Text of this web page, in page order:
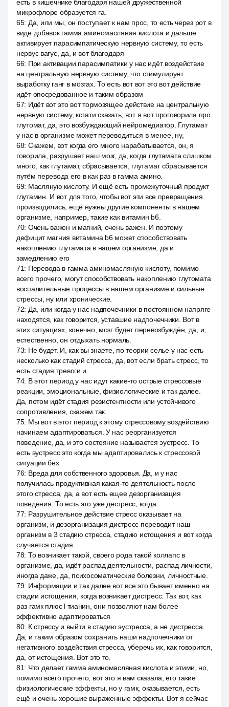
есть в кишечнике благодаря нашей дружественной
микрофлоре образуется га.
65: Да, или мы, он поступает к нам прос, то есть через рот в
виде добавок гамма аминомасляная кислота и дальше
активирует парасимпатическую нервную систему, то есть
нервус вагус, да, и вот благодаря
66: При активации парасимпатики у нас идёт воздействие
на центральную нервную систему, что стимулирует
выработку ганг в мозгах. То есть вот вот это вот действие
идёт опосредованное и таким образом
67: Идёт вот это вот тормозящее действие на центральную
нервную систему, кстати сказать, вот я вот проговорила про
глутомат, да, это возбуждающий нейромедиатор. Глутамат
у нас в организме может переводиться в менее, ну,
68: Скажем, вот когда его много нарабатывается, он, я
говорила, разрушает наш мозг, да, когда глутамата слишком
много, как глутамат, сбрасывается, глутамат сбрасывается
путём перевода его в как раз в гамма амино.
69: Масляную кислоту. И ещё есть промежуточный продукт
глутамин. И вот для того, чтобы вот эти все превращения
производились, ещё нужны другие компоненты в нашем
организме, например, такие как витамин b6.
70: Очень важен и магний, очень важен. И поэтому
дефицит магния витамина b6 может способствовать
накоплению глутамата в нашем организме, да и
замедлению его
71: Перевода в гамма аминомасляную кислоту, помимо
всего прочего, могут способствовать накоплению глутомата
воспалительные процессы в нашем организме и сильные
стрессы, ну или хронические.
72: Да, или когда у нас надпочечники в постоянном напряге
находятся, как говорится, уставшие надпочечники. Вот в
этих ситуациях, конечно, мозг будет перевозбуждён, да, и,
естественно, он отдыхать нормаль.
73: Не будет. И, как вы знаете, по теории селье у нас есть
несколько как стадий стресса, да, вот если брать стресс, то
есть стадия тревоги и
74: В этот период у нас идут какие-то острые стрессовые
реакции, эмоциональные, физиологические и так далее.
Да, потом идёт стадия резистентности или устойчивого
сопротивления, скажем так.
75: Мы вот в этот период к этому стрессовому воздействию
начинаем адаптироваться. У нас реорганизуется
поведение, да, и это состояние называется эустресс. То
есть эустресс это когда мы адаптировались к стрессовой
ситуации без
76: Вреда для собственного здоровья. Да, и у нас
получилась продуктивная какая-то деятельность после
этого стресса, да, а вот есть ещее дезорганизация
поведения. То есть это уже дестресс, когда
77: Разрушительное действие стресс оказывает на
организм, и дезорганизация дистресс переводит наш
организм в 3 стадию стресса, стадию истощения и вот когда
случается стадия
78: То возникает такой, своего рода такой коллапс в
организме, да, идёт распад деятельности, распад личности,
иногда даже, да, психосоматические болезни, личностные.
79: Информации и так далее вот все это бывает именно на
стадии истощения, когда возникает дистресс. Так вот, как
раз гамк плюс l тианин, они позволяют нам более
эффективно адаптироваться
80: К стрессу и выйти в стадию эустресса, а не дистресса.
Да, и таким образом сохранить наши надпочечники от
негативного воздействия стресса, уберечь их, как говорится,
да, от истощения. Вот это то.
81: Что делает гамма аминомасляная кислота и этими, но,
помимо всего прочего, вот это я вам сказала, его такие
физиологические эффекты, но у гамк, оказывается, есть
ещё и очень хорошие выраженные эффекты. Вот я сейчас